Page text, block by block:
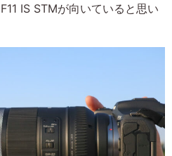
IS STMが向いていると思い